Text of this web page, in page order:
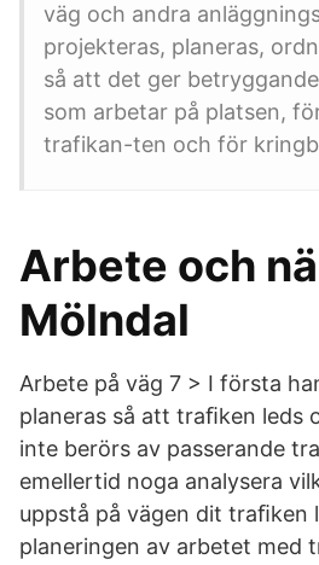
väg och andra
projekteras, planeras,
så att det ger
som arbetar på platsen,
trafikan-ten och för
Arbete och
Mölndal
Arbete på väg 7 > I första
planeras så att traﬁken leds
inte berörs av passerande
emellertid noga analysera
uppstå på vägen dit traﬁken
planeringen av arbetet med